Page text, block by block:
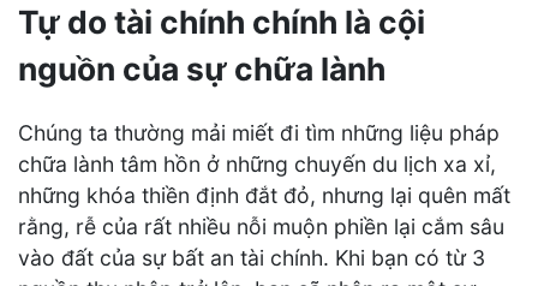
Tự do tài chính chính là cội
nguồn của sự chữa lành
Chúng ta thường mải miết đi tìm những liệu pháp
chữa lành tâm hồn ở những chuyến du lịch xa xỉ,
những khóa thiền định đắt đỏ, nhưng lại quên mất
rằng, rễ của rất nhiều nỗi muộn phiền lại cắm sâu
vào đất của sự bất an tài chính. Khi bạn có từ 3